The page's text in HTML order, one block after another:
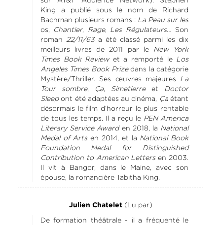
King a publié sous le nom de Richard
Bachman plusieurs romans : La Peau sur les
os,
Chantier, Rage, Les Régulateurs… Son
roman 22/11/63a été classé parmi les dix
meilleurs livres de 2011 par le New York
Times Book Reviewet a remporté le Los
Angeles Times Book Prizedans la catégorie
Mystère/Thriller. Ses œuvres majeures La
Tour sombre, Ça, Simetierreet Doctor
Sleepont été adaptées au cinéma, Çaétant
désormais le film d’horreur le plus rentable
de tous les temps. Il a reçu le PEN America
Literary Service Awarden 2018, la National
Medal of Artsen 2014, et la National Book
Foundation Medal for Distinguished
Contribution to American Lettersen 2003.
Il vit à Bangor, dans le Maine, avec son
épouse, la romancière Tabitha King.
Julien Chatelet(Lu par)
De formation théâtrale - il a fréquenté le